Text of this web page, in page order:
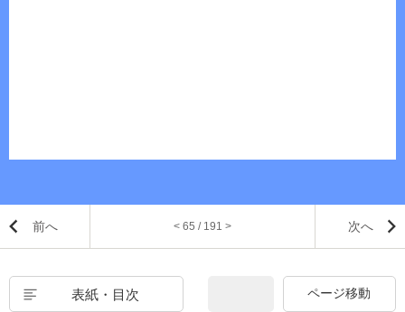
前へ < 65 / 191 > 次へ
表紙・目次